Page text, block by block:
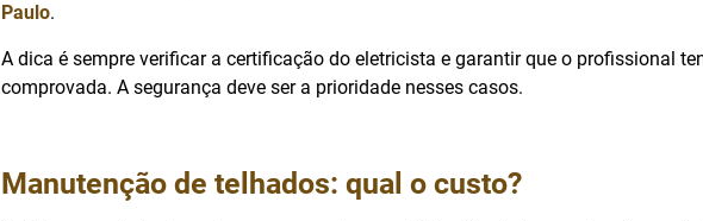
Paulo.
A dica é sempre verificar a certificação do eletricista e garantir que o profissional
comprovada. A segurança deve ser a prioridade nesses casos.
Manutenção de telhados: qual o custo?